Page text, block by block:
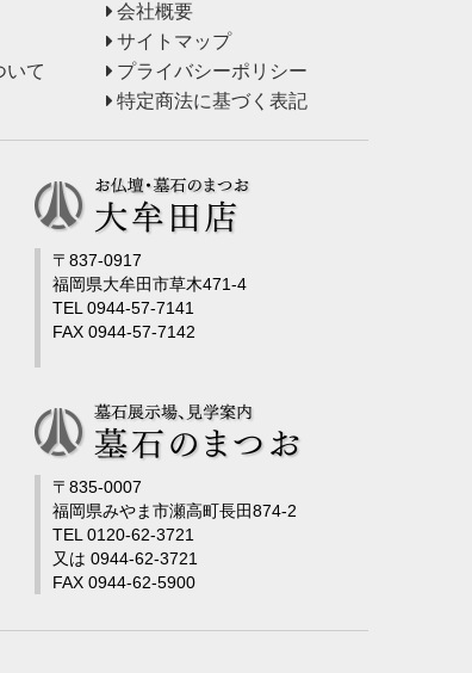
いて
会社概要
サイトマップ
プライバシーポリシー
特定商法に基づく表記
〒837-0917
福岡県大牟田市草木471-4
TEL 0944-57-7141
FAX 0944-57-7142
〒835-0007
福岡県みやま市瀬高町長田874-2
TEL 0120-62-3721
又は 0944-62-3721
FAX 0944-62-5900